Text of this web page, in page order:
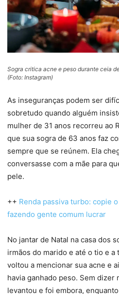
Sogra critica acne e peso durante ceia
(Foto: Instagram)
As inseguranças podem ser
sobretudo quando alguém
mulher de 31 anos recorreu ao
que sua sogra de 63 anos faz
sempre que se reúnem. Ela
conversasse com a mãe para
pele.
++ Renda passiva turbo: copie
fazendo gente comum lucrar
No jantar de Natal na casa dos
irmãos do marido e até o tio e a
voltou a mencionar sua acne e
havia ganhado peso. Sem dizer
levantou e foi embora,